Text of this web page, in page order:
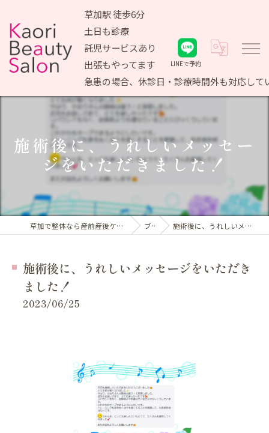
草加駅 徒歩6分
土日も診療
託児サービスあり
出張もやってます
急患の場合、休診日・診療時間外も対応して
LINEで予約
施術後に、うれしいメッセー
ジをいただきました！
草加で整体なら産前産後ケア専門 かおりビューティサロン ブログ 施術後に、うれしいメッセージをいただきました！
施術後に、うれしいメッセージをいただき
ました！
2023/06/25